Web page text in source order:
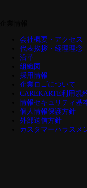
会社概要・アクセス
代表挨拶・経理理念
沿革
組織図
採用情報
企業ロゴについて
CAREKARTE利用規
情報セキュリティ基
個人情報保護方針
外部送信方針
カスタマーハラスメ